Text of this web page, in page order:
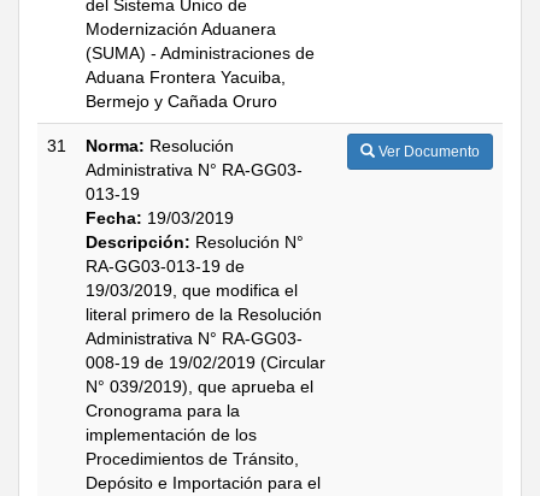
del Sistema Único de
Modernización Aduanera
(SUMA) - Administraciones de
Aduana Frontera Yacuiba,
Bermejo y Cañada Oruro
31 Norma: Resolución
Administrativa N° RA-GG03-
013-19
Fecha: 19/03/2019
Descripción: Resolución N°
RA-GG03-013-19 de
19/03/2019, que modifica el
literal primero de la Resolución
Administrativa N° RA-GG03-
008-19 de 19/02/2019 (Circular
N° 039/2019), que aprueba el
Cronograma para la
implementación de los
Procedimientos de Tránsito,
Depósito e Importación para el
Ver Documento